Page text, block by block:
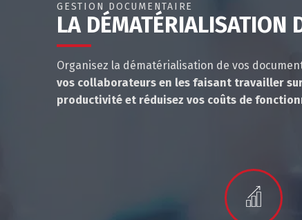
GESTION DOCUMENTAIRE
LA DÉMATÉRIALISATION
Organisez la dématérialisation de vos
vos collaborateurs en les faisant travailler
productivité et réduisez vos coûts de